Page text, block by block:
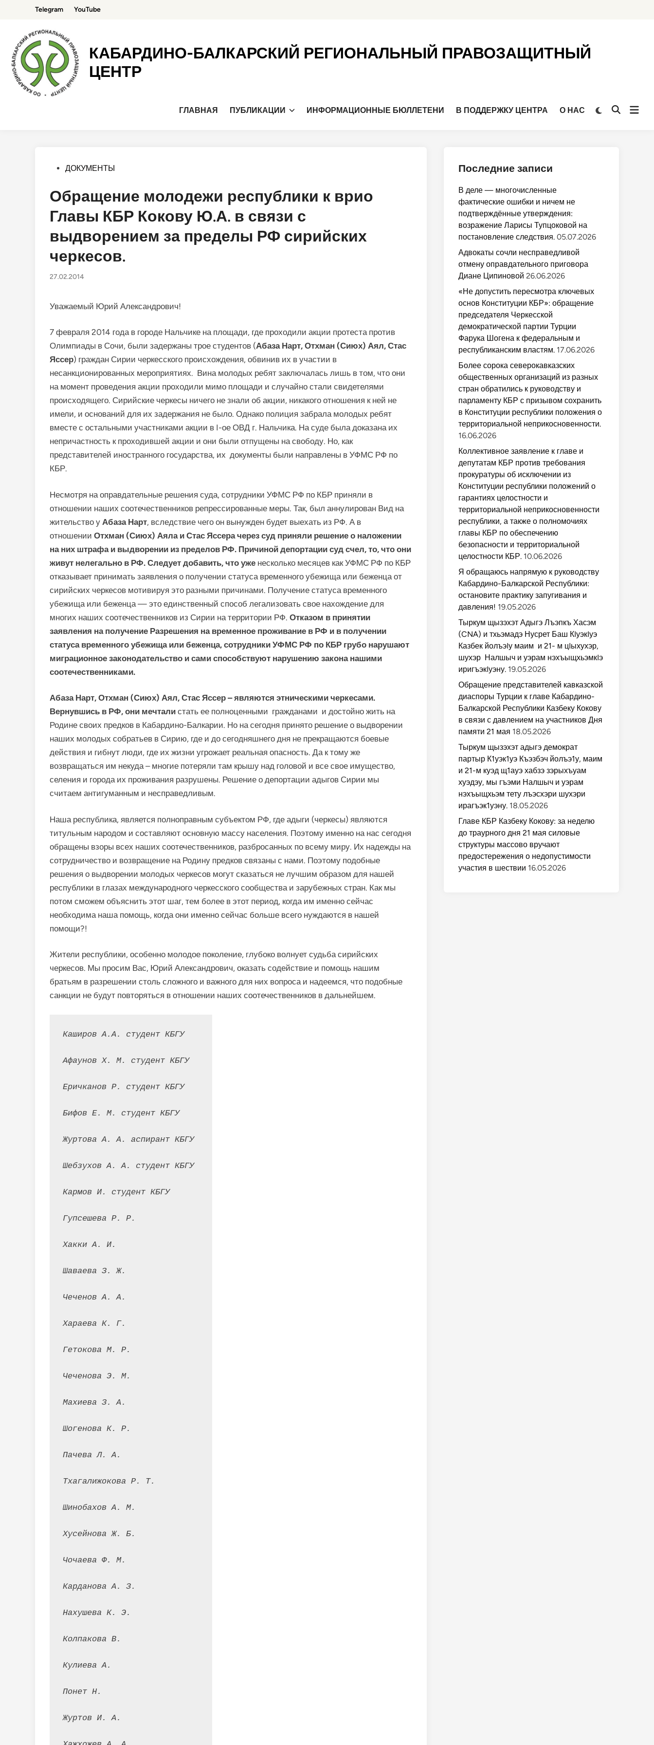
содержимому
Telegram YouTube
КАБАРДИНО-БАЛКАРСКИЙ РЕГИОНАЛЬНЫЙ ПРАВОЗАЩИТНЫЙ
ЦЕНТР
ГЛАВНАЯ ПУБЛИКАЦИИ ИНФОРМАЦИОННЫЕ БЮЛЛЕТЕНИ В ПОДДЕРЖКУ ЦЕНТРА О НАС
Переключить
Открыть
Опубликовано
ДОКУМЕНТЫ
Обращение молодежи республики к врио
Главы КБР Кокову Ю.А. в связи с
выдворением за пределы РФ сирийских
черкесов.
27.02.2014
Уважаемый Юрий Александрович!
7 февраля 2014 года в городе Нальчике на площади, где проходили акции протеста против
Олимпиады в Сочи, были задержаны трое студентов (Абаза Нарт, Отхман (Сиюх) Аял, Стас
Яссер) граждан Сирии черкесского происхождения, обвинив их в участии в
несанкционированных мероприятиях. Вина молодых ребят заключалась лишь в том, что они
на момент проведения акции проходили мимо площади и случайно стали свидетелями
происходящего. Сирийские черкесы ничего не знали об акции, никакого отношения к ней не
имели, и оснований для их задержания не было. Однако полиция забрала молодых ребят
вместе с остальными участниками акции в I-ое ОВД г. Нальчика. На суде была доказана их
непричастность к проходившей акции и они были отпущены на свободу. Но, как
представителей иностранного государства, их документы были направлены в УФМС РФ по
КБР.
Несмотря на оправдательные решения суда, сотрудники УФМС РФ по КБР приняли в
отношении наших соотечественников репрессированные меры. Так, был аннулирован Вид на
жительство у Абаза Нарт, вследствие чего он вынужден будет выехать из РФ. А в
отношении Отхман (Сиюх) Аялаи Стас Яссерачерез суд приняли решение о наложении
на них штрафа и выдворении из пределов РФ. Причиной депортации суд счел, то, что они
живут нелегально в РФ. Следует добавить, что уже несколько месяцев как УФМС РФ по КБР
отказывает принимать заявления о получении статуса временного убежища или беженца от
сирийских черкесов мотивируя это разными причинами. Получение статуса временного
убежища или беженца — это единственный способ легализовать свое нахождение для
многих наших соотечественников из Сирии на территории РФ. Отказом в принятии
заявления на получение Разрешения на временное проживание в РФ и в получении
статуса временного убежища или беженца, сотрудники УФМС РФ по КБР грубо нарушают
миграционное законодательство и сами способствуют нарушению закона нашими
соотечественниками.
Абаза Нарт, Отхман (Сиюх) Аял, Стас Яссер – являются этническими черкесами.
Вернувшись в РФ, они мечтали стать ее полноценными гражданами и достойно жить на
Родине своих предков в Кабардино-Балкарии. Но на сегодня принято решение о выдворении
наших молодых собратьев в Сирию, где и до сегодняшнего дня не прекращаются боевые
действия и гибнут люди, где их жизни угрожает реальная опасность. Да к тому же
возвращаться им некуда – многие потеряли там крышу над головой и все свое имущество,
селения и города их проживания разрушены. Решение о депортации адыгов Сирии мы
считаем антигуманным и несправедливым.
Наша республика, является полноправным субъектом РФ, где адыги (черкесы) являются
титульным народом и составляют основную массу населения. Поэтому именно на нас сегодня
обращены взоры всех наших соотечественников, разбросанных по всему миру. Их надежды на
сотрудничество и возвращение на Родину предков связаны с нами. Поэтому подобные
решения о выдворении молодых черкесов могут сказаться не лучшим образом для нашей
республики в глазах международного черкесского сообщества и зарубежных стран. Как мы
потом сможем объяснить этот шаг, тем более в этот период, когда им именно сейчас
необходима наша помощь, когда они именно сейчас больше всего нуждаются в нашей
помощи?!
Жители республики, особенно молодое поколение, глубоко волнует судьба сирийских
черкесов. Мы просим Вас, Юрий Александрович, оказать содействие и помощь нашим
братьям в разрешении столь сложного и важного для них вопроса и надеемся, что подобные
санкции не будут повторяться в отношении наших соотечественников в дальнейшем.
Каширов А.А. студент КБГУ
Афаунов Х. М. студент КБГУ
Еричканов Р. студент КБГУ
Бифов Е. М. студент КБГУ
Журтова А. А. аспирант КБГУ
Шебзухов А. А. студент КБГУ
Кармов И. студент КБГУ
Гупсешева Р. Р.
Хакки А. И.
Шаваева З. Ж.
Чеченов А. А.
Хараева К. Г.
Гетокова М. Р.
Чеченова Э. М.
Махиева З. А.
Шогенова К. Р.
Пачева Л. А.
Тхагалижокова Р. Т.
Шинобахов А. М.
Хусейнова Ж. Б.
Чочаева Ф. М.
Карданова А. З.
Нахушева К. Э.
Колпакова В.
Кулиева А.
Понет Н.
Журтов И. А.
Последние записи
В деле — многочисленные
фактические ошибки и ничем не
подтверждённые утверждения:
возражение Ларисы Тупцоковой на
постановление следствия. 05.07.2026
Адвокаты сочли несправедливой
отмену оправдательного приговора
Диане Ципиновой 26.06.2026
«Не допустить пересмотра ключевых
основ Конституции КБР»: обращение
председателя Черкесской
демократической партии Турции
Фарука Шогена к федеральным и
республиканским властям. 17.06.2026
Более сорока северокавказских
общественных организаций из разных
стран обратились к руководству и
парламенту КБР с призывом сохранить
в Конституции республики положения о
территориальной неприкосновенности.
16.06.2026
Коллективное заявление к главе и
депутатам КБР против требования
прокуратуры об исключении из
Конституции республики положений о
гарантиях целостности и
территориальной неприкосновенности
республики, а также о полномочиях
главы КБР по обеспечению
безопасности и территориальной
целостности КБР. 10.06.2026
Я обращаюсь напрямую к руководству
Кабардино-Балкарской Республики:
остановите практику запугивания и
давления! 19.05.2026
Тыркум щызэхэт Адыгэ Лъэпкъ Хасэм
(CNA) и тхьэмадэ Нусрет Баш КIуэкIуэ
Казбек йолъэIу маим и 21- м цIыхухэр,
шухэр Налшыч и уэрам нэхъыщхьэмкIэ
иригъэкIуэну. 19.05.2026
Обращение представителей кавказской
диаспоры Турции к главе Кабардино-
Балкарской Республики Казбеку Кокову
в связи с давлением на участников Дня
памяти 21 мая 18.05.2026
Тыркум щызэхэт адыгэ демократ
партыр К1уэк1уэ Къэзбэч йолъэ1у, маим
и 21-м куэд щ1ауэ хабзэ зэрыхъуам
хуэдэу, мы гъэми Налшыч и уэрам
нэхъыщхьэм тету лъэсхэри шухэри
ирагъэк1уэну. 18.05.2026
Главе КБР Казбеку Кокову: за неделю
до траурного дня 21 мая силовые
структуры массово вручают
предостережения о недопустимости
участия в шествии 16.05.2026